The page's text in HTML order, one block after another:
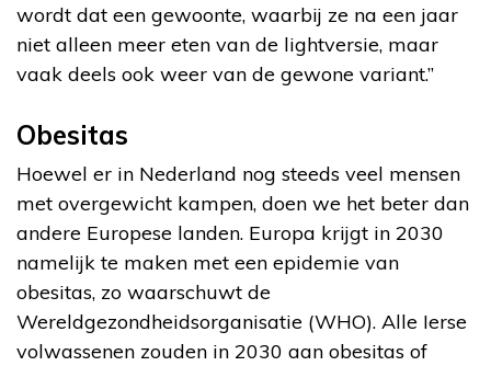
wordt dat een gewoonte, waarbij ze na een jaar
niet alleen meer eten van de lightversie, maar
vaak deels ook weer van de gewone variant.”
Obesitas
Hoewel er in Nederland nog steeds veel mensen
met overgewicht kampen, doen we het beter dan
andere Europese landen. Europa krijgt in 2030
namelijk te maken met een epidemie van
obesitas, zo waarschuwt de
Wereldgezondheidsorganisatie (WHO). Alle Ierse
volwassenen zouden in 2030 aan obesitas of